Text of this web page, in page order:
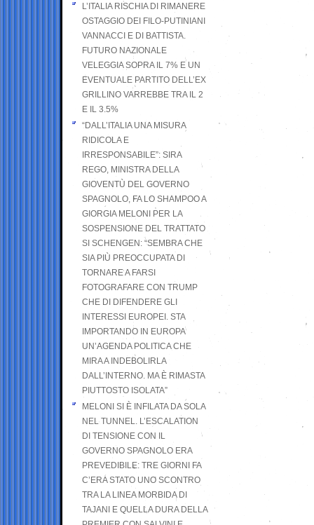
L’ITALIA RISCHIA DI RIMANERE
OSTAGGIO DEI FILO-PUTINIANI
VANNACCI E DI BATTISTA.
FUTURO NAZIONALE
VELEGGIA SOPRA IL 7% E UN
EVENTUALE PARTITO DELL’EX
GRILLINO VARREBBE TRA IL 2
E IL 3.5%
“DALL’ITALIA UNA MISURA
RIDICOLA E
IRRESPONSABILE”: SIRA
REGO, MINISTRA DELLA
GIOVENTÙ DEL GOVERNO
SPAGNOLO, FA LO SHAMPOO A
GIORGIA MELONI PER LA
SOSPENSIONE DEL TRATTATO
SI SCHENGEN: “SEMBRA CHE
SIA PIÙ PREOCCUPATA DI
TORNARE A FARSI
FOTOGRAFARE CON TRUMP
CHE DI DIFENDERE GLI
INTERESSI EUROPEI. STA
IMPORTANDO IN EUROPA
UN’AGENDA POLITICA CHE
MIRA A INDEBOLIRLA
DALL’INTERNO. MA È RIMASTA
PIUTTOSTO ISOLATA”
MELONI SI È INFILATA DA SOLA
NEL TUNNEL. L’ESCALATION
DI TENSIONE CON IL
GOVERNO SPAGNOLO ERA
PREVEDIBILE: TRE GIORNI FA
C’ERA STATO UNO SCONTRO
TRA LA LINEA MORBIDA DI
TAJANI E QUELLA DURA DELLA